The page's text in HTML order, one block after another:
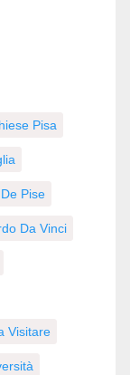
Pisa
Pise
Da Vinci
Visitare